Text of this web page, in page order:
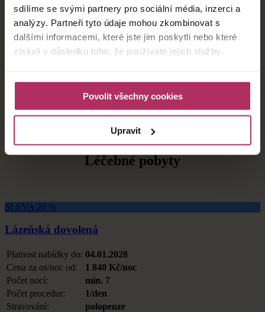
sdílíme se svými partnery pro sociální média, inzerci a
analýzy. Partneři tyto údaje mohou zkombinovat s
dalšími informacemi, které jste jim poskytli nebo které
získali v důsledku toho, že používáte jejich služby.
Povolit všechny cookies
Upravit
Léčebná kúra BONUS14
Platnost nabídky do: 04.01.2028
plná penze
detail
ZOBRAZIT VŠECHNY POBYTY
Léčebné pobyty
SLEVA 20 %
Lázeňská dovolená
Platnost nabídky do: 04.01.2028
Cena za os/noc od:
1 840 Kč/noc
Počet nocí:
min. 7
Počet procedur:
1/den
Stravování:
polopenze